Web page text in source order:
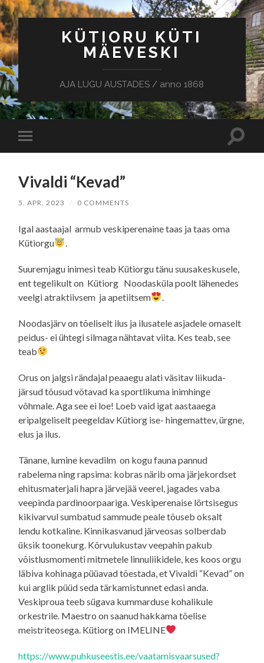
KÜTIORU KÜTI
MÄEVESKI
AJA LUGU AUSTADES / anno 1868
Toggle
mobile
Toggle
Vivaldi “Kevad”
5. APR. 2023 / 0 COMMENTS
Igal aastaajal armub veskiperenaine taas ja taas oma
Kütiorgu
Suuremjagu inimesi teab Kütiorgu tänu suusakeskusele,
ent tegelikult on Kütiorg Noodasküla poolt lähenedes
veelgi atraktiivsem ja apetiitsem
Noodasjärv on tõeliselt ilus ja ilusatele asjadele omaselt
peidus- ei ühtegi silmaga nähtavat viita. Kes teab, see
teab
Orus on jalgsi rändajal peaaegu alati väsitav liikuda-
järsud tõusud võtavad ka sportlikuma inimhinge
võhmale. Aga see ei loe! Loeb vaid igat aastaaega
eripalgeliselt peegeldav Kütiorg ise- hingemattev, ürgne,
elus ja ilus.
Tänane, lumine kevadilm on kogu fauna pannud
rabelema ning rapsima: kobras närib oma järjekordset
ehitusmaterjali hapra järvejää veerel, jagades vaba
veepinda pardinoorpaariga. Veskiperenaise lörtsisegus
kikivarvul sumbatud sammude peale tõuseb oksalt
lendu kotkaline. Kinnikasvanud järveosas solberdab
üksik toonekurg. Kõrvulukustav veepahin pakub
võistlusmomenti mitmetele linnuliikidele, kes koos orgu
läbiva kohinaga püüavad tõestada, et Vivaldi “Kevad” on
kui arglik püüd seda tärkamistunnet edasi anda.
Veskiproua teeb sügava kummarduse kohalikule
orkestrile. Maestro on saanud hakkama tõelise
meistriteosega. Kütiorg on IMELINE
https://www.puhkuseestis.ee/vaatamisvaarsused?